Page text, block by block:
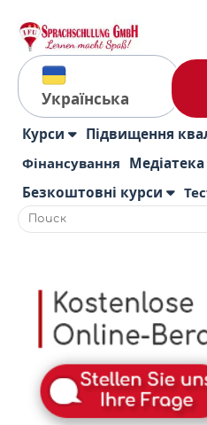
Українська
Курси Підвищення
Фінансування Медіатека
Безкоштовні курси